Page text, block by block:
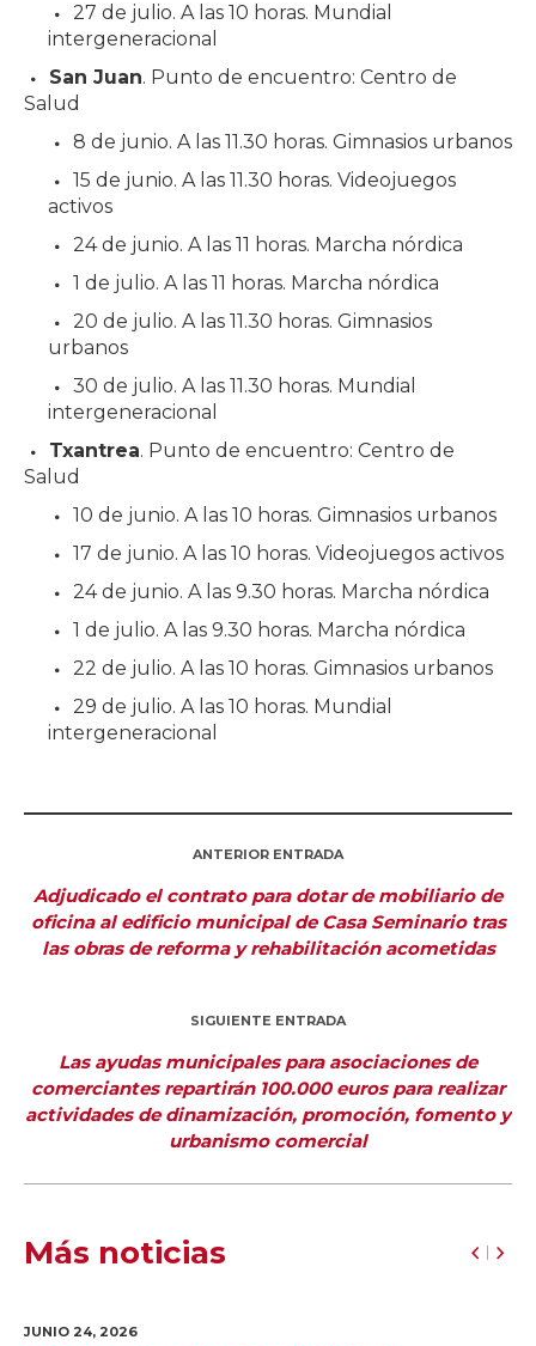
27 de julio. A las 10 horas. Mundial
intergeneracional
San Juan. Punto de encuentro: Centro de
Salud
8 de junio. A las 11.30 horas. Gimnasios urbanos
15 de junio. A las 11.30 horas. Videojuegos
activos
24 de junio. A las 11 horas. Marcha nórdica
1 de julio. A las 11 horas. Marcha nórdica
20 de julio. A las 11.30 horas. Gimnasios
urbanos
30 de julio. A las 11.30 horas. Mundial
intergeneracional
Txantrea. Punto de encuentro: Centro de
Salud
10 de junio. A las 10 horas. Gimnasios urbanos
17 de junio. A las 10 horas. Videojuegos activos
24 de junio. A las 9.30 horas. Marcha nórdica
1 de julio. A las 9.30 horas. Marcha nórdica
22 de julio. A las 10 horas. Gimnasios urbanos
29 de julio. A las 10 horas. Mundial
intergeneracional
ANTERIOR ENTRADA
Adjudicado el contrato para dotar de mobiliario de
oficina al edificio municipal de Casa Seminario tras
las obras de reforma y rehabilitación acometidas
SIGUIENTE ENTRADA
Las ayudas municipales para asociaciones de
comerciantes repartirán 100.000 euros para realizar
actividades de dinamización, promoción, fomento y
urbanismo comercial
Más noticias
JUNIO 24, 2026